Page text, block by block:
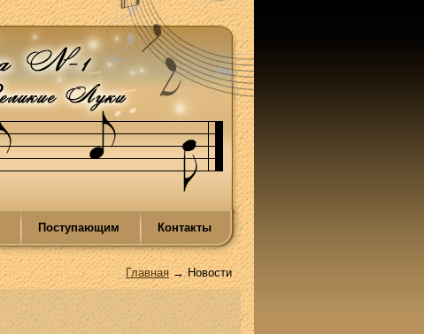
Поступающим Контакты
Главная → Новости